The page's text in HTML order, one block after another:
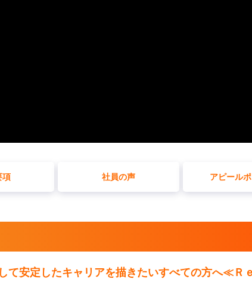
項 社員の声 アピール
て安定したキャリアを描きたいすべての方へ≪